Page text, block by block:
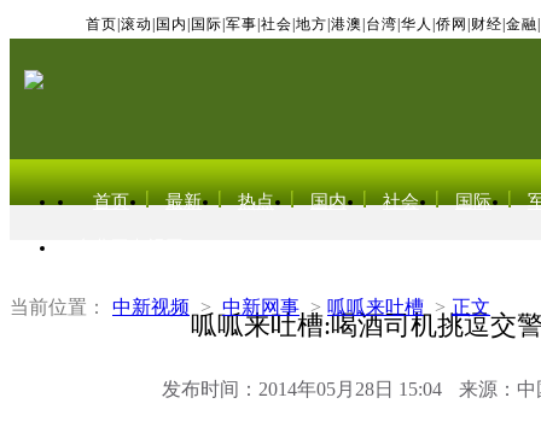
首页 滚动 国内 国际 军事 社会 地方 港澳 台湾 华人 侨网 财经 金融
首页 最新 热点 国内 社会 国际
当前位置： 中新视频 > 中新网事 > 呱呱来吐槽 > 正文
呱呱来吐槽:喝酒司机挑逗交
发布时间：2014年05月28日 15:04 来源：中